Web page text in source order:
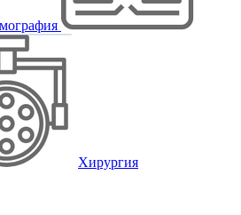
Хирургия